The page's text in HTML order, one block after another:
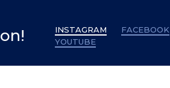
INSTAGRAM
FACEBOOK
YOUTUBE